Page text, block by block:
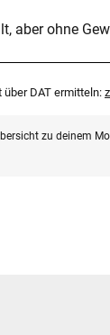
aber ohne
DAT ermitteln:
zu deinem